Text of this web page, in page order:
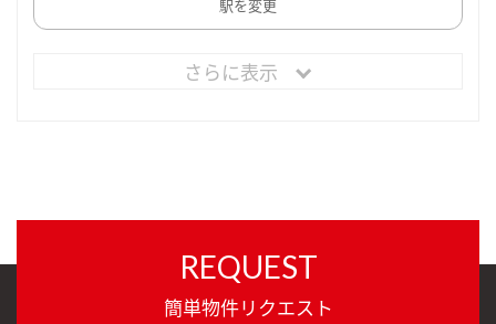
駅を変更
さらに表示
REQUEST
簡単物件リクエスト